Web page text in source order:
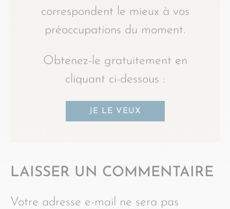
correspondent le mieux à vos
préoccupations du moment.
Obtenez-le gratuitement en
cliquant ci-dessous :
JE LE VEUX
LAISSER UN COMMENTAIRE
Votre adresse e-mail ne sera pas